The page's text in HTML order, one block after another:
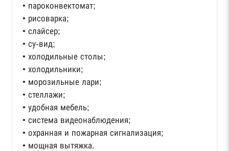
• пароконвектомат;
• рисоварка;
• слайсер;
• су-вид;
• холодильные столы;
• холодильники;
• морозильные лари;
• стеллажи;
• удобная мебель;
• система видеонаблюдения;
• охранная и пожарная сигнализация;
• мощная вытяжка.